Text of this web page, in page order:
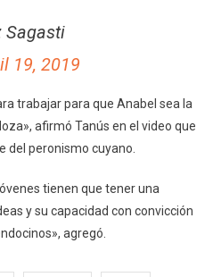
Sagasti
19, 2019
trabajar para que Anabel sea la
afirmó Tanús en el video que
del peronismo cuyano.
tienen que tener una
y su capacidad con convicción
agregó.